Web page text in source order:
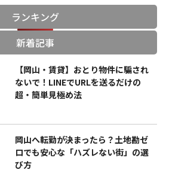
ランキング
新着記事
【岡山・賃貸】おとり物件に騙され
ないで！LINEでURLを送るだけの
超・簡単見極め法
岡山へ転勤が決まったら？土地勘ゼ
ロでも安心な「ハズレない街」の選
び方